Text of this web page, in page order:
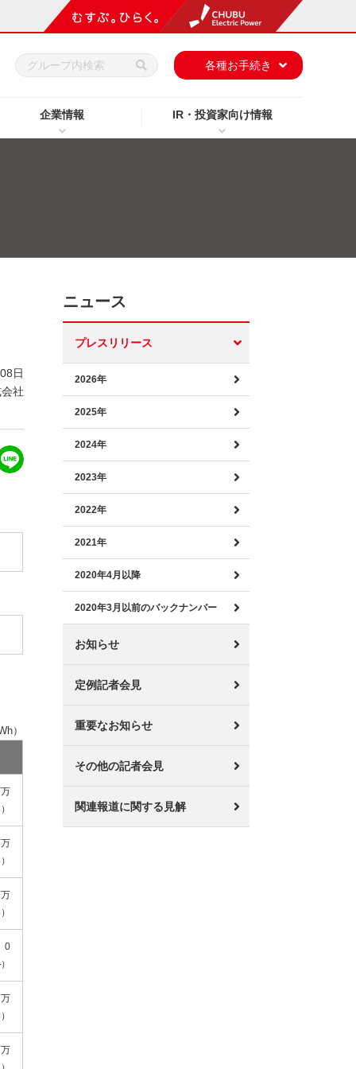
企業情報 IR・投資家向け情報
各種お手続き
日
社
）
0
）
ニュース
プレスリリース
2026年
2025年
2024年
2023年
2022年
2021年
2020年4月以降
2020年3月以前のバックナンバー
お知らせ
定例記者会見
重要なお知らせ
その他の記者会見
関連報道に関する見解